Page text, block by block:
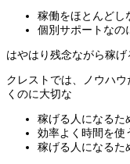
稼働をほとんどし
個別サポートなの
はやはり残念ながら稼
クレストでは、ノウハ
くのに大切な
稼げる人になるた
効率よく時間を使
稼げる人になるた